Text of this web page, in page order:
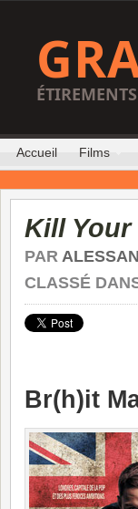
Accueil Films
Kill Your
PAR
CLASSÉ
Br(h)it